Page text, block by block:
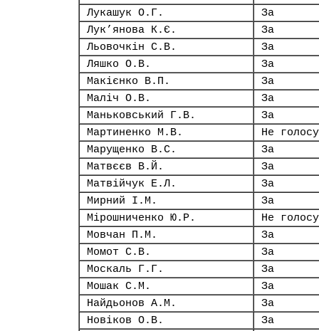
Лукашук О.Г.
За
Лук’янова К.Є.
За
Льовочкін С.В.
За
Ляшко О.В.
За
Макієнко В.П.
За
Маліч О.В.
За
Маньковський Г.В.
За
Мартиненко М.В.
Не
Марущенко В.С.
За
Матвєєв В.Й.
За
Матвійчук Е.Л.
За
Мирний І.М.
За
Мірошниченко Ю.Р.
Не
Мовчан П.М.
За
Момот С.В.
За
Москаль Г.Г.
За
Мошак С.М.
За
Найдьонов А.М.
За
Новіков О.В.
За